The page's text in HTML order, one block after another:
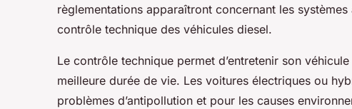
règlementations apparaîtront concernant les
contrôle technique des véhicules diesel.
Le contrôle technique permet d’entretenir son
meilleure durée de vie. Les voitures électriques ou
problèmes d’antipollution et pour les causes